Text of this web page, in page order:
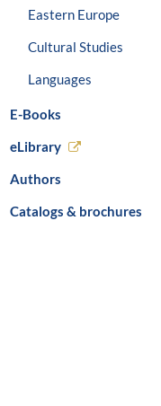
Eastern Europe
Cultural Studies
Languages
E-Books
eLibrary
Authors
Catalogs & brochures